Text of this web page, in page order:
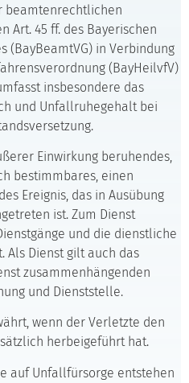
beamtenrechtlichen
Art. 45 ff. des Bayerischen
(BayBeamtVG) in Verbindung
(BayHeilvfV)
insbesondere das
und Unfallruhegehalt bei
Einwirkung beruhendes,
bestimmbares, einen
Ereignis, das in Ausübung
ist. Zum Dienst
und die dienstliche
Als Dienst gilt auch das
zusammenhängenden
und Dienststelle.
wenn der Verletzte den
herbeigeführt hat.
auf Unfallfürsorge entstehen